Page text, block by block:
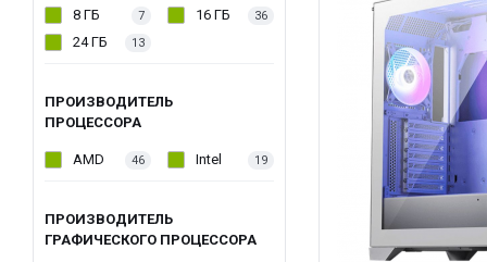
8 ГБ 7 16 ГБ 36
24 ГБ 13
ПРОИЗВОДИТЕЛЬ
ПРОЦЕССОРА
AMD 46 Intel 19
ПРОИЗВОДИТЕЛЬ
ГРАФИЧЕСКОГО ПРОЦЕССОРА